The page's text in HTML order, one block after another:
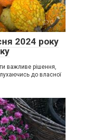
0
2024 року
важливе рішення,
до власної